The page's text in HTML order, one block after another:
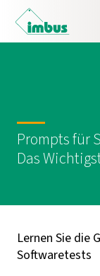
Prompts für
Das
Lernen Sie die
Softwaretests